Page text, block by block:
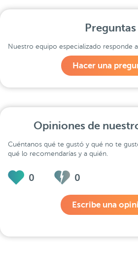
Preguntas
Nuestro equipo especializado responde
Hacer una
Opiniones de
Cuéntanos qué te gustó y qué no te
qué lo recomendarías y a quién.
0 0
Escribe una